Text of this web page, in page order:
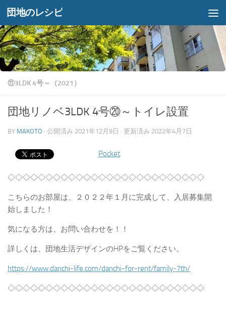
コンテンツへスキップ
団地のレシピ
⑪3LDK 4号～（2021）
団地リノベ3LDK 4号⑳～トイレ設置
BY MAKOTO · 公開済み 2021年12月9日 · 更新済み 2022年4月7日
Pocket
◇◇◇◇◇◇◇◇◇◇◇◇◇◇◇◇◇◇◇◇◇◇◇◇◇◇
こちらのお部屋は、２０２２年１月に完成して、入居募集開
始しました！
気になる方は、お問い合わせを！！
詳しくは、団地生活デザインのHPをご覧ください。
https://www.danchi-life.com/danchi-for-rent/family-7th/
◇◇◇◇◇◇◇◇◇◇◇◇◇◇◇◇◇◇◇◇◇◇◇◇◇◇